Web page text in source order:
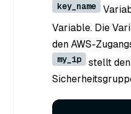
key_name
Variable. Die
den AWS-
my_ip
stellt